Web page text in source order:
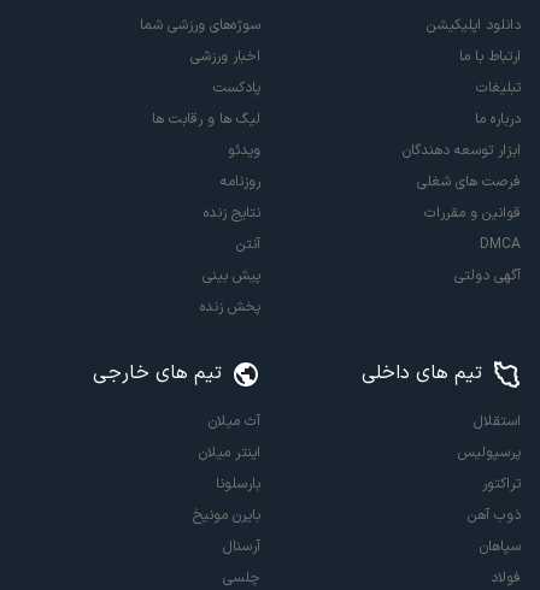
دانلود اپلیکیشن
ارتباط با ما
تبلیغات
درباره ما
ابزار توسعه دهندگان
فرصت های شغلی
قوانین و مقررات
DMCA
آگهی دولتی
سوژه‌های ورزشی شما
اخبار ورزشی
پادکست
لیگ ها و رقابت ها
ویدئو
روزنامه
نتایج زنده
آنتن
پیش بینی
پخش زنده
تیم های داخلی
استقلال
پرسپولیس
تراکتور
ذوب آهن
سپاهان
فولاد
تیم های خارجی
آث میلان
اینتر میلان
بارسلونا
بایرن مونیخ
آرسنال
چلسی